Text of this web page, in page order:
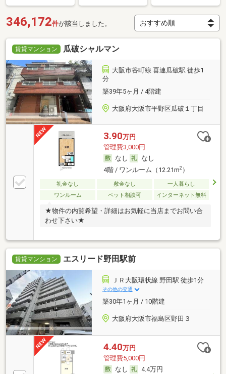
346,172件が該当しました。
賃貸マンション 瓜破シャルマン
大阪市谷町線 喜連瓜破駅 徒歩1
分
築39年5ヶ月 / 4階建
大阪府大阪市平野区瓜破１丁目
3.90万円
管理費3,000円
なし
なし
4階 / ワンルーム（12.21m2）
礼金なし 敷金なし
一人暮らし
ワンルーム
ペット相談可 インターネット無料
★物件の内覧希望・詳細はお気軽に当店までお問い合
わせ下さい★
賃貸マンション エスリード野田駅前
ＪＲ大阪環状線 野田駅 徒歩1分
その他の交通
築30年1ヶ月 / 10階建
大阪府大阪市福島区野田３
4.40万円
管理費5,000円
なし
4.4万円